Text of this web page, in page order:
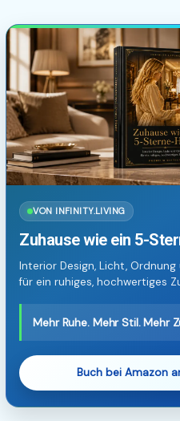
VON INFINITY.LIVING
Zuhause wie ein 5-
Interior Design, Licht,
für ein ruhiges, hochwertiges
Mehr Ruhe. Mehr Stil. Mehr
Buch bei Amazon